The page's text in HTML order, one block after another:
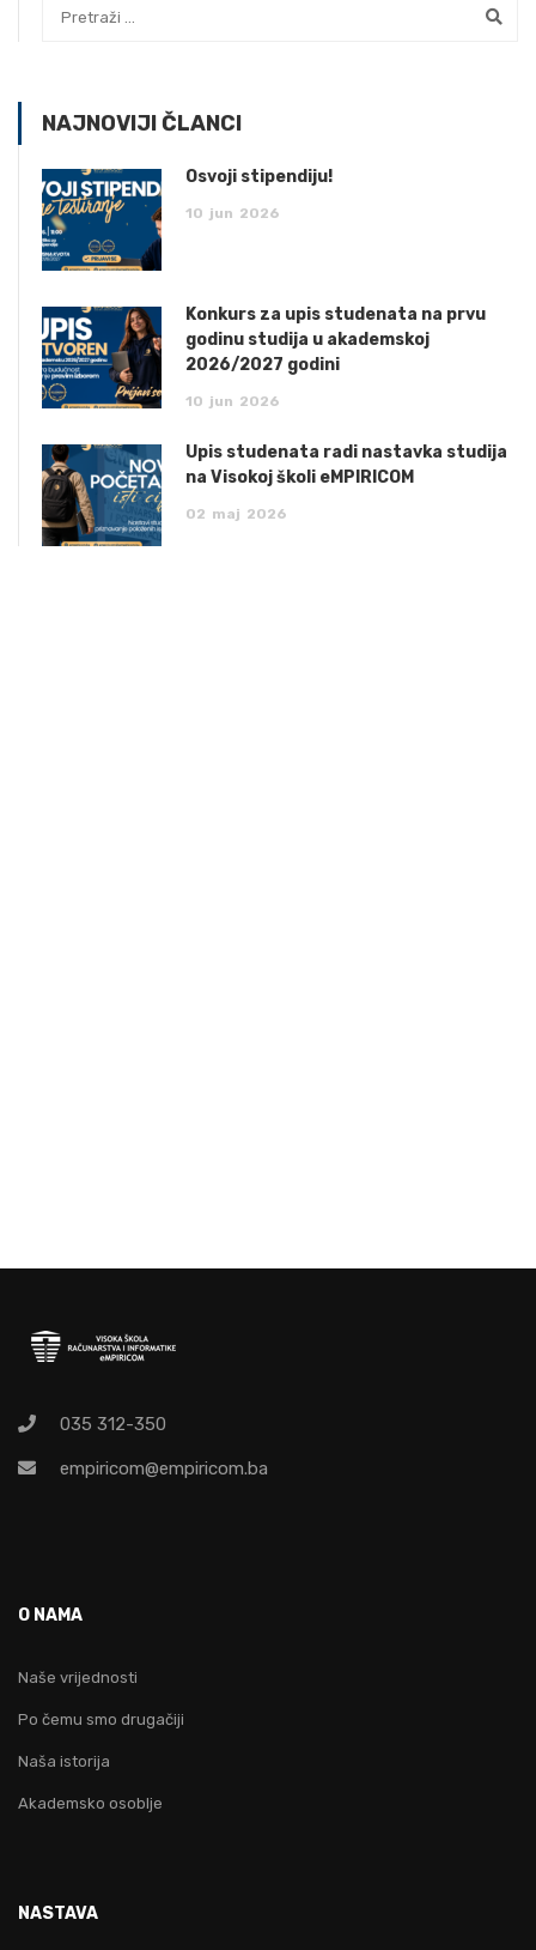
NAJNOVIJI ČLANCI
Osvoji stipendiju!
10 jun 2026
Konkurs za upis studenata na prvu
godinu studija u akademskoj
2026/2027 godini
10 jun 2026
Upis studenata radi nastavka studija
na Visokoj školi eMPIRICOM
02 maj 2026
035 312-350
empiricom@empiricom.ba
O NAMA
Naše vrijednosti
Po čemu smo drugačiji
Naša istorija
Akademsko osoblje
NASTAVA